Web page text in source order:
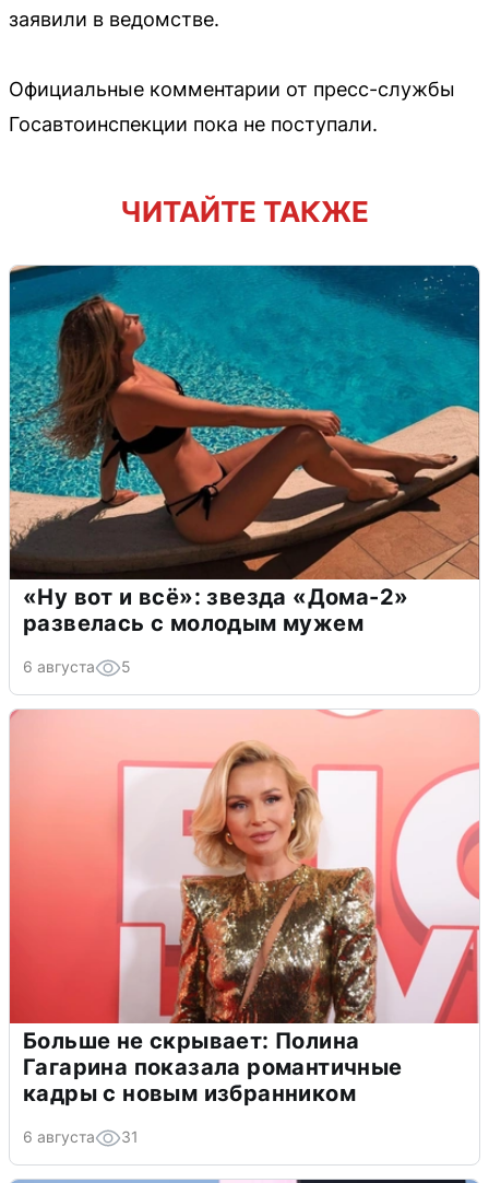
заявили в ведомстве.
Официальные комментарии от пресс-службы
Госавтоинспекции пока не поступали.
ЧИТАЙТЕ ТАКЖЕ
«Ну вот и всё»: звезда «Дома-2»
развелась с молодым мужем
6 августа 5
Больше не скрывает: Полина
Гагарина показала романтичные
кадры с новым избранником
6 августа 31